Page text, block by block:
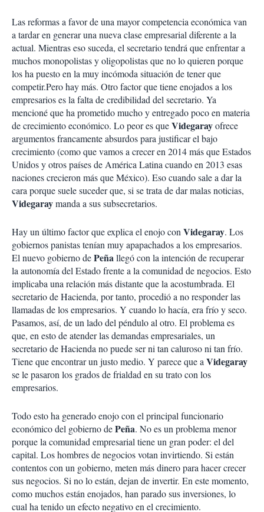
Las reformas a favor de una mayor competencia económica van
a tardar en generar una nueva clase empresarial diferente a la
actual. Mientras eso suceda, el secretario tendrá que enfrentar a
muchos monopolistas y oligopolistas que no lo quieren porque
los ha puesto en la muy incómoda situación de tener que
competir.Pero hay más. Otro factor que tiene enojados a los
empresarios es la falta de credibilidad del secretario. Ya
mencioné que ha prometido mucho y entregado poco en materia
de crecimiento económico. Lo peor es queVidegarayofrece
argumentos francamente absurdos para justificar el bajo
crecimiento (como que vamos a crecer en 2014 más que Estados
Unidos y otros países de América Latina cuando en 2013 esas
naciones crecieron más que México). Eso cuando sale a dar la
cara porque suele suceder que, si se trata de dar malas noticias,
Videgaraymanda a sus subsecretarios.
Hay un último factor que explica el enojo con Videgaray. Los
gobiernos panistas tenían muy apapachados a los empresarios.
El nuevo gobierno dePeñallegó con la intención de recuperar
la autonomía del Estado frente a la comunidad de negocios. Esto
implicaba una relación más distante que la acostumbrada. El
secretario de Hacienda, por tanto, procedió a no responder las
llamadas de los empresarios. Y cuando lo hacía, era frío y seco.
Pasamos, así, de un lado del péndulo al otro. El problema es
que, en esto de atender las demandas empresariales, un
secretario de Hacienda no puede ser ni tan caluroso ni tan frío.
Tiene que encontrar un justo medio. Y parece que a Videgaray
se le pasaron los grados de frialdad en su trato con los
empresarios.
Todo esto ha generado enojo con el principal funcionario
económico del gobierno dePeña. No es un problema menor
porque la comunidad empresarial tiene un gran poder: el del
capital. Los hombres de negocios votan invirtiendo. Si están
contentos con un gobierno, meten más dinero para hacer crecer
sus negocios. Si no lo están, dejan de invertir. En este momento,
como muchos están enojados, han parado sus inversiones, lo
cual ha tenido un efecto negativo en el crecimiento.